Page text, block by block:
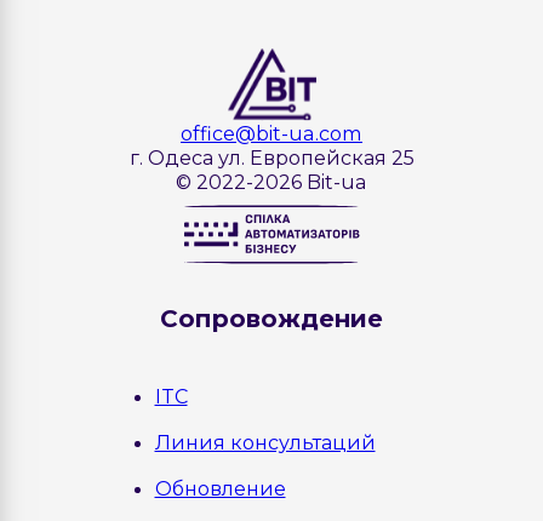
потребоваться настройка API.
office@bit-ua.com
г. Одеса ул. Европейская 25
© 2022-2026 Bit-ua
Сопровождение
ITC
Линия консультаций
Обновление